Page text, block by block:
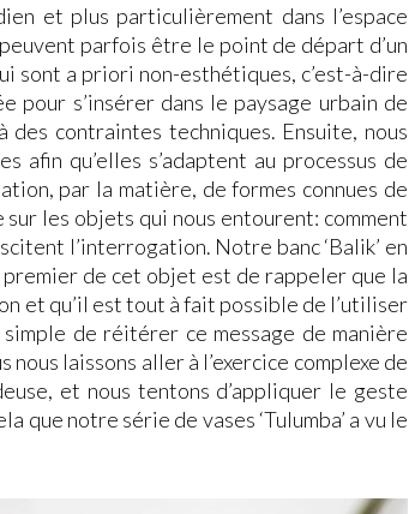
et plus particulièrement dans l’espace
parfois être le point de départ d’un
sont a priori non-esthétiques, c’est-à-dire
pour s’insérer dans le paysage urbain de
contraintes techniques. Ensuite, nous
afin qu’elles s’adaptent au processus de
par la matière, de formes connues de
les objets qui nous entourent: comment
l’interrogation. Notre banc ‘Balik’ en
de cet objet est de rappeler que la
et qu’il est tout à fait possible de l’utiliser
de réitérer ce message de manière
laissons aller à l’exercice complexe de
et nous tentons d’appliquer le geste
que notre série de vases ‘Tulumba’ a vu le